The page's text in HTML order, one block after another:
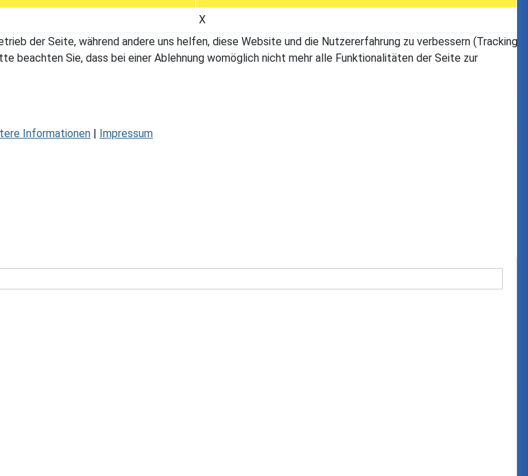
X
der Seite, während andere uns helfen, diese Website und die Nutzererfahrung zu verbessern (Tracking
beachten Sie, dass bei einer Ablehnung womöglich nicht mehr alle Funktionalitäten der Seite zur
Informationen | Impressum